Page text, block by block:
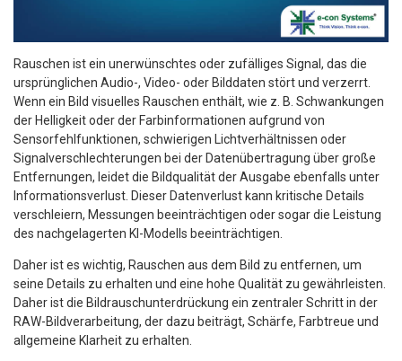
Rauschen ist ein unerwünschtes oder zufälliges Signal, das die
ursprünglichen Audio-, Video- oder Bilddaten stört und verzerrt.
Wenn ein Bild visuelles Rauschen enthält, wie z. B. Schwankungen
der Helligkeit oder der Farbinformationen aufgrund von
Sensorfehlfunktionen, schwierigen Lichtverhältnissen oder
Signalverschlechterungen bei der Datenübertragung über große
Entfernungen, leidet die Bildqualität der Ausgabe ebenfalls unter
Informationsverlust. Dieser Datenverlust kann kritische Details
verschleiern, Messungen beeinträchtigen oder sogar die Leistung
des nachgelagerten KI-Modells beeinträchtigen.
Daher ist es wichtig, Rauschen aus dem Bild zu entfernen, um
seine Details zu erhalten und eine hohe Qualität zu gewährleisten.
Daher ist die Bildrauschunterdrückung ein zentraler Schritt in der
RAW-Bildverarbeitung, der dazu beiträgt, Schärfe, Farbtreue und
allgemeine Klarheit zu erhalten.